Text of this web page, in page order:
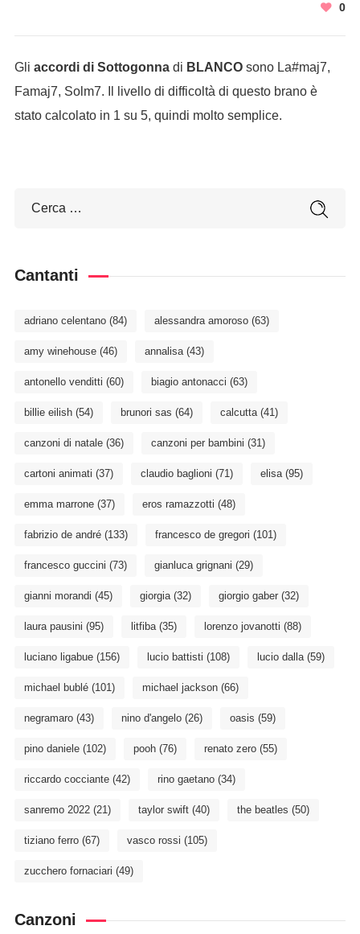
0
Gli accordi di Sottogonnadi BLANCOsono La#maj7,
Famaj7, Solm7. Il livello di difficoltà di questo brano è
stato calcolato in 1 su 5, quindi molto semplice.
Cantanti
adriano celentano(84) alessandra amoroso(63)
amy winehouse(46) annalisa(43)
antonello venditti (60) biagio antonacci (63)
billie eilish(54) brunori sas (64) calcutta(41)
canzoni di natale(36) canzoni per bambini (31)
cartoni animati (37) claudio baglioni (71) elisa(95)
emma marrone(37) eros ramazzotti (48)
fabrizio de andré(133) francesco de gregori (101)
francesco guccini (73) gianluca grignani (29)
gianni morandi (45) giorgia(32) giorgio gaber(32)
laura pausini (95) litfiba(35) lorenzo jovanotti (88)
luciano ligabue(156) lucio battisti (108) lucio dalla(59)
michael bublé(101) michael jackson(66)
negramaro(43) nino d'angelo(26) oasis (59)
pino daniele(102) pooh(76) renato zero(55)
riccardo cocciante(42) rino gaetano(34)
sanremo 2022(21) taylor swift(40) the beatles (50)
tiziano ferro(67) vasco rossi (105)
zucchero fornaciari (49)
Canzoni